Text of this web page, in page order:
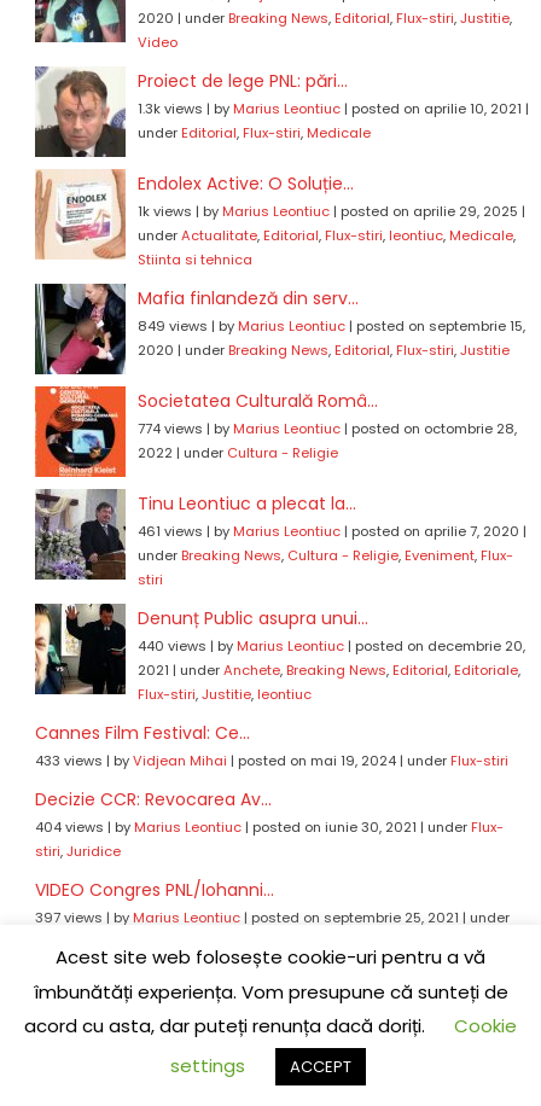
2020 | under Breaking News, Editorial, Flux-stiri,Justitie,
Video
Proiect de lege PNL: pări...
1.3k views | by Marius Leontiuc| posted on aprilie 10, 2021 |
under Editorial, Flux-stiri, Medicale
Endolex Active: O Soluție...
1k views | by Marius Leontiuc| posted on aprilie 29, 2025 |
underActualitate, Editorial, Flux-stiri, leontiuc, Medicale,
Stiinta si tehnica
Mafia finlandeză din serv...
849 views | by Marius Leontiuc| posted on septembrie 15,
2020 | under Breaking News, Editorial, Flux-stiri,Justitie
Societatea Culturală Româ...
774 views | by Marius Leontiuc| posted on octombrie 28,
2022| under Cultura - Religie
Tinu Leontiuc a plecat la...
461 views | by Marius Leontiuc| posted on aprilie 7, 2020 |
under Breaking News, Cultura - Religie, Eveniment, Flux-
stiri
Denunț Public asupra unui...
440 views | by Marius Leontiuc| posted on decembrie 20,
2021 | underAnchete, Breaking News, Editorial, Editoriale,
Flux-stiri,Justitie, leontiuc
Cannes Film Festival: Ce...
433 views | byVidjean Mihai | posted on mai 19, 2024| under Flux-stiri
Decizie CCR: Revocarea Av...
404 views | by Marius Leontiuc| posted on iunie 30, 2021 | under Flux-
stiri,Juridice
VIDEO Congres PNL/Iohanni...
397 views | byMarius Leontiuc| posted on septembrie 25, 2021 | under
COMENTARII RECENTE
Acest site web folosește cookie-uri pentru a vă
îmbunătăți experiența. Vom presupune că sunteți de
acord cu asta, dar puteți renunța dacă doriți.
Cookie
settings
ACCEPT